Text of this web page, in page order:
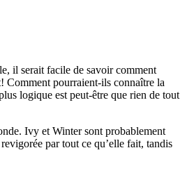
il serait facile de savoir comment
Comment pourraient-ils connaître la
logique est peut-être que rien de tout
Ivy et Winter sont probablement
par tout ce qu’elle fait, tandis